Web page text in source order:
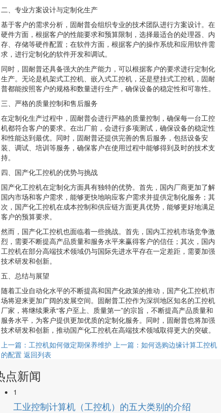
二、专业方案设计与定制化生产
基于客户的需求分析，固耐普会组织专业的技术团队进行方案设计。在
硬件方面，根据客户的性能要求和预算限制，选择最适合的处理器、内
存、存储等硬件配置；在软件方面，根据客户的操作系统和应用软件需
求，进行定制化的软件开发和调试。
同时，固耐普还具备强大的生产能力，可以根据客户的要求进行定制化
生产。无论是机架式工控机、嵌入式工控机，还是壁挂式工控机，固耐
普都能按照客户的规格和数量进行生产，确保设备的稳定性和可靠性。
三、严格的质量控制和售后服务
在定制化生产过程中，固耐普会进行严格的质量控制，确保每一台工控
机都符合客户的要求。在出厂前，会进行多项测试，确保设备的稳定性
和性能达到最优。同时，固耐普还提供完善的售后服务，包括设备安
装、调试、培训等服务，确保客户在使用过程中能够得到及时的技术支
持。
四、国产化工控机的优势与挑战
国产化工控机在定制化方面具有独特的优势。首先，国内厂商更加了解
国内市场和客户需求，能够更快地响应客户需求并提供定制化服务；其
次，国产化工控机在成本控制和供应链方面更具优势，能够更好地满足
客户的预算要求。
然而，国产化工控机也面临着一些挑战。首先，国内工控机市场竞争激
烈，需要不断提高产品质量和服务水平来赢得客户的信任；其次，国内
工控机在部分高端技术领域仍与国际先进水平存在一定差距，需要加强
技术研发和创新。
五、总结与展望
随着工业自动化水平的不断提高和国产化政策的推动，国产化工控机市
场将迎来更加广阔的发展空间。固耐普工控作为深圳地区知名的工控机
厂家，将继续秉承“客户至上、质量第一”的宗旨，不断提高产品质量和
服务水平，为客户提供更加优质的定制化服务。同时，固耐普也将加强
技术研发和创新，推动国产化工控机在高端技术领域取得更大的突破。
上一篇：工控机如何做定期保养维护 上一篇：如何选购边缘计算工控机
的配置 返回列表
点新闻
1
工业控制计算机（工控机）的五大类别的介绍